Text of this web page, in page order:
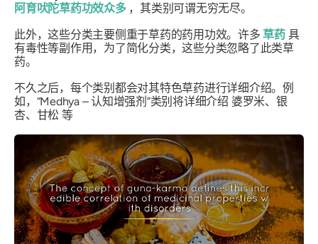
阿育吠陀草药功效众多，其类别可谓无穷无尽。
此外，这些分类主要侧重于草药的药用功效。许多 草药 具
有毒性等副作用，为了简化分类，这些分类忽略了此类草
药。
不久之后，每个类别都会对其特色草药进行详细介绍。例
如，“Medhya– 认知增强剂”类别将详细介绍 婆罗米、银
杏、甘松 等